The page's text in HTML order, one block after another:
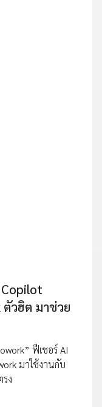
ตัวฮิต มาช่วย
ฟีเชอร์ AI
มาใช้งานกับ
ง